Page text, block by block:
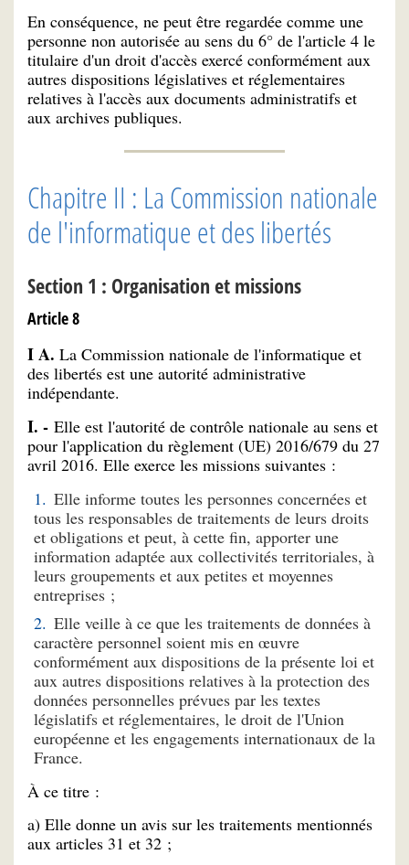
En conséquence, ne peut être regardée comme une
personne non autorisée au sens du 6° de l'article 4 le
titulaire d'un droit d'accès exercé conformément aux
autres dispositions législatives et réglementaires
relatives à l'accès aux documents administratifs et
aux archives publiques.
Chapitre II : La Commission nationale
de l'informatique et des libertés
Section 1 : Organisation et missions
Article 8
I A. La Commission nationale de l'informatique et
des libertés est une autorité administrative
indépendante.
I. - Elle est l'autorité de contrôle nationale au sens et
pour l'application du règlement (UE) 2016/679 du 27
avril 2016. Elle exerce les missions suivantes :
Elle informe toutes les personnes concernées et
tous les responsables de traitements de leurs droits
et obligations et peut, à cette fin, apporter une
information adaptée aux collectivités territoriales, à
leurs groupements et aux petites et moyennes
entreprises ;
Elle veille à ce que les traitements de données à
caractère personnel soient mis en œuvre
conformément aux dispositions de la présente loi et
aux autres dispositions relatives à la protection des
données personnelles prévues par les textes
législatifs et réglementaires, le droit de l'Union
européenne et les engagements internationaux de la
France.
À ce titre :
a) Elle donne un avis sur les traitements mentionnés
aux articles 31 et 32 ;